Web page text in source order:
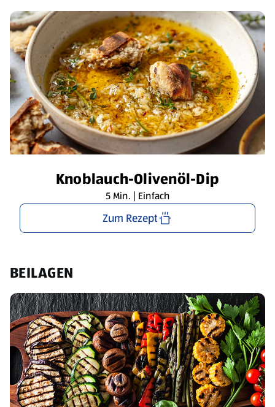
Knoblauch-Olivenöl-Dip
5 Min. | Einfach
Zum Rezept
BEILAGEN